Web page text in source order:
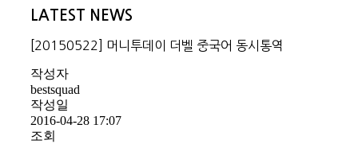
LATEST NEWS
[20150522] 머니투데이 더벨 중국어 동시통역
작성자
bestsquad
작성일
2016-04-28 17:07
조회